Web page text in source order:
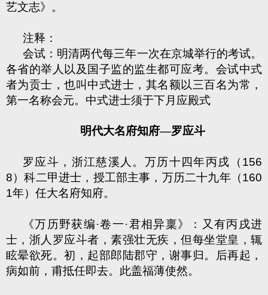
艺文志》。
注释：
会试：明清两代每三年一次在京城举行的考试。
各省的举人以及国子监的监生都可应考。会试中式
者为贡士，也叫中式进士，其名额以三百名为常，
第一名称会元。中式进士须于下月应殿式
明代大名府知府—罗应斗
罗应斗，浙江慈溪人。万历十四年丙戌（ 156
8）科二甲进士，授工部主事，万历二十九年（160
1年）任大名府知府。
《万历野获编·卷一·君相异稟》：又有丙戌进
士，浙人罗应斗者，素强壮无疾，但每坐堂皇，辄
眩晕欲死。初，起部郎陆郡守，谢事归。后再起，
病如前，甫抵任即去。此盖福薄使然。